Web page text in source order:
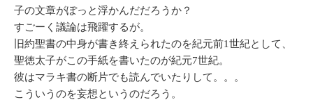
子の文章がぽっと浮かんだだろうか？
すごーく議論は飛躍するが。
旧約聖書の中身が書き終えられたのを紀元前1世紀として、
聖徳太子がこの手紙を書いたのが紀元7世紀。
彼はマラキ書の断片でも読んでいたりして。。。
こういうのを妄想というのだろう。